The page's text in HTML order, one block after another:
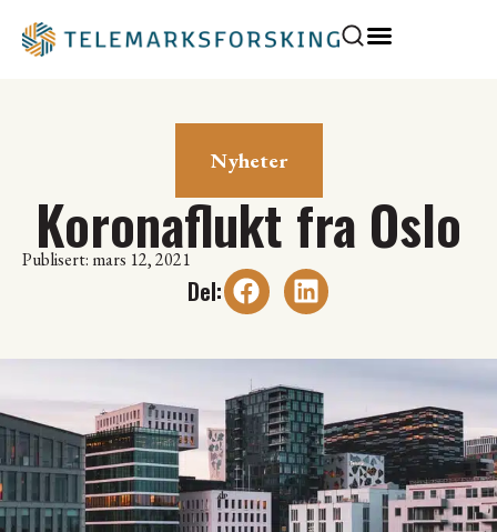
Nyheter
Koronaflukt fra Oslo
Publisert: mars 12, 2021